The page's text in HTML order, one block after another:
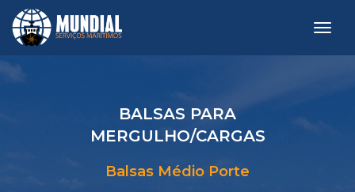
BALSAS PARA
MERGULHO/CARGAS
Balsas Médio Porte